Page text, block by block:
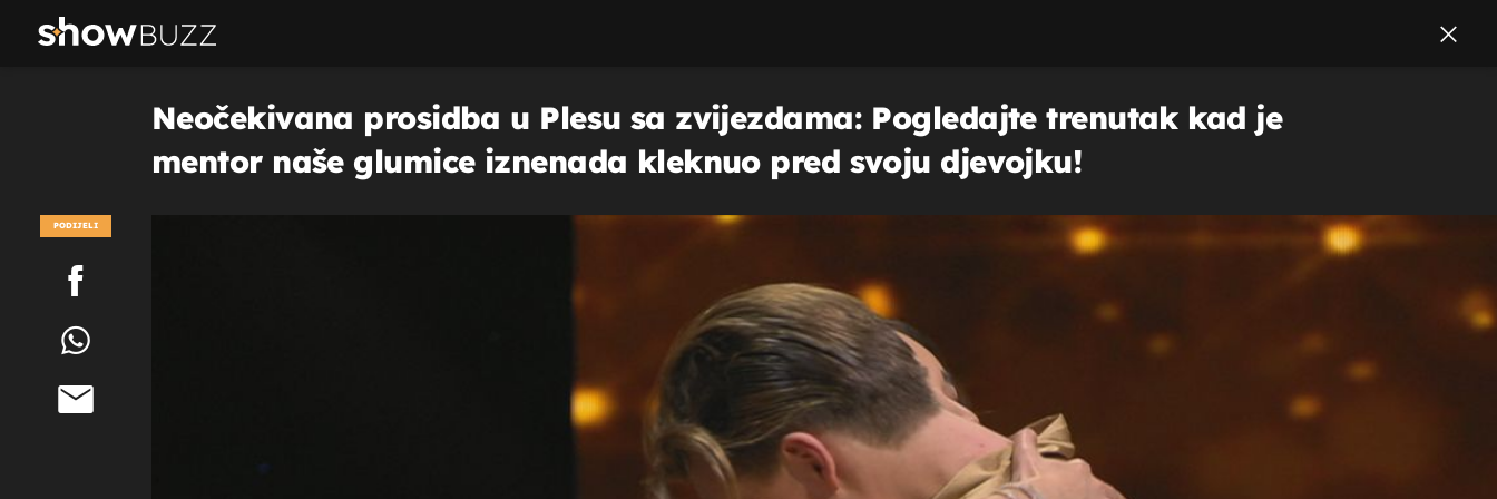
Neočekivana prosidba u Plesu sa zvijezdama: Pogledajte trenutak kad je
mentor naše glumice iznenada kleknuo pred svoju djevojku!
PODIJELI